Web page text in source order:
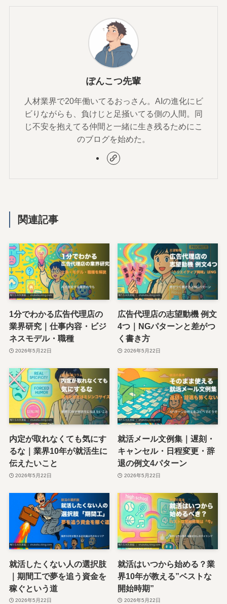
ぽんこつ先輩
人材業界で20年働いてるおっさん。AIの進化にビ
ビりながらも、負けじと足掻いてる側の人間。同
じ不安を抱えてる仲間と一緒に生き残るためにこ
のブログを始めた。
関連記事
1分でわかる広告代理店の
業界研究｜仕事内容・ビジ
ネスモデル・職種
2026年5月22日
広告代理店の志望動機 例文
4つ｜NGパターンと差がつ
く書き方
2026年5月22日
内定が取れなくても気にす
るな｜業界10年が就活生に
伝えたいこと
2026年5月22日
就活メール文例集｜遅刻・
キャンセル・日程変更・辞
退の例文4パターン
2026年5月22日
就活したくない人の選択肢
｜期間工で夢を追う資金を
稼ぐという道
2026年5月22日
就活はいつから始める？業
界10年が教える”ベストな
開始時期”
2026年5月22日